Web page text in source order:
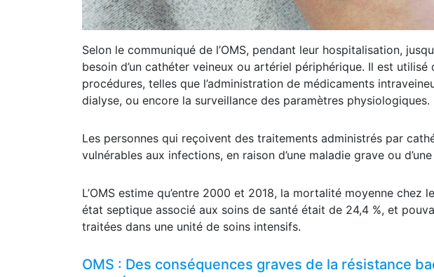
Selon le communiqué de l’OMS, pendant leur hospitalisation,
besoin d’un cathéter veineux ou artériel périphérique. Il est
procédures, telles que l’administration de médicaments
dialyse, ou encore la surveillance des paramètres physiologiques.
Les personnes qui reçoivent des traitements administrés par
vulnérables aux infections, en raison d’une maladie grave ou
L’OMS estime qu’entre 2000 et 2018, la mortalité moyenne
état septique associé aux soins de santé était de 24,4 %, et
traitées dans une unité de soins intensifs.
OMS : Des conséquences graves de la résistance